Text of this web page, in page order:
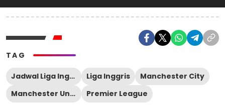
TAG
Jadwal Liga Inggris Liga Inggris
Manchester City
Manchester United
Premier League